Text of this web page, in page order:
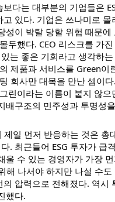
다는 대부분의 기업들은
있다. 기업은 쓰나미로 몰
성이 박탈 당할 위험 때문
두했다. CEO 리스크를 가
는 좋은 기회라고 생각하
제품과 서비스를 Green이
회사만 대목을 만난 셈이
린이라는 이름이 붙지 않
배구조의 민주성과 투명성
제일 먼저 반응하는 것은 총
. 최근들어 ESG 투자가 급
울 수 있는 경영자가 가장
해 나서야 하지만 나설 수
압력으로 전해졌다. 역시
했다.